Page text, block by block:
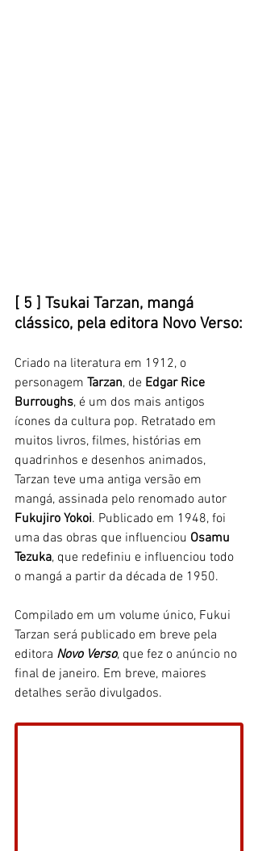
[ 5 ] Tsukai Tarzan, mangá
clássico, pela editora Novo Verso:
Criado na literatura em 1912, o
personagem Tarzan, de Edgar Rice
Burroughs, é um dos mais antigos
ícones da cultura pop. Retratado em
muitos livros, filmes, histórias em
quadrinhos e desenhos animados,
Tarzan teve uma antiga versão em
mangá, assinada pelo renomado autor
Fukujiro Yokoi. Publicado em 1948, foi
uma das obras que influenciou Osamu
Tezuka, que redefiniu e influenciou todo
o mangá a partir da década de 1950.
Compilado em um volume único, Fukui
Tarzan será publicado em breve pela
editora Novo Verso, que fez o anúncio no
final de janeiro. Em breve, maiores
detalhes serão divulgados.